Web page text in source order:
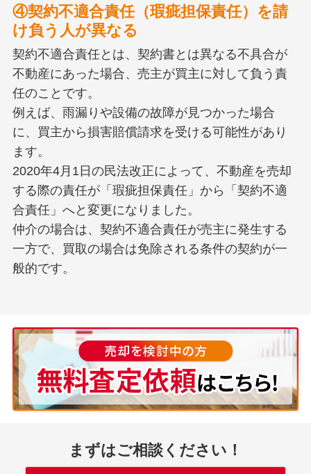
④契約不適合責任（瑕疵担保責任）を請
け負う人が異なる
契約不適合責任とは、契約書とは異なる不具合が
不動産にあった場合、売主が買主に対して負う責
任のことです。
例えば、雨漏りや設備の故障が見つかった場合
に、買主から損害賠償請求を受ける可能性があり
ます。
2020年4月1日の民法改正によって、不動産を売却
する際の責任が「瑕疵担保責任」から「契約不適
合責任」へと変更になりました。
仲介の場合は、契約不適合責任が売主に発生する
一方で、買取の場合は免除される条件の契約が一
般的です。
まずはご相談ください！